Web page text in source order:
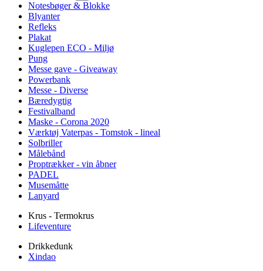
Notesbøger & Blokke
Blyanter
Refleks
Plakat
Kuglepen ECO - Miljø
Pung
Messe gave - Giveaway
Powerbank
Messe - Diverse
Bæredygtig
Festivalband
Maske - Corona 2020
Værktøj Vaterpas - Tomstok - lineal
Solbriller
Målebånd
Proptrækker - vin åbner
PADEL
Musemåtte
Lanyard
Krus - Termokrus
Lifeventure
Drikkedunk
Xindao